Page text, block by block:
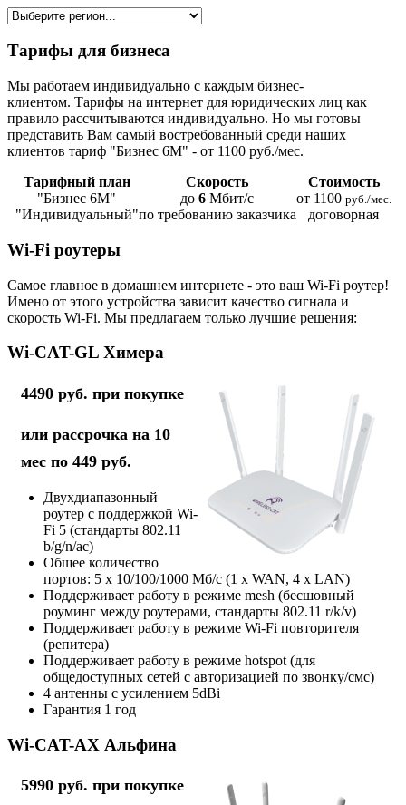
Тарифы для бизнеса
Мы работаем индивидуально с каждым бизнес-
клиентом. Тарифы на интернет для юридических лиц как
правило рассчитываются индивидуально. Но мы готовы
представить Вам самый востребованный среди наших
клиентов тариф "Бизнес 6М" - от 1100 руб./мес.
Тарифный план
Скорость
Стоимость
"Бизнес 6М"
до 6 Мбит/с от 1100 руб./мес.
"Индивидуальный"по требованию заказчика договорная
Wi-Fi роутеры
Самое главное в домашнем интернете - это ваш Wi-Fi роутер!
Имено от этого устройства зависит качество сигнала и
скорость Wi-Fi. Мы предлагаем только лучшие решения:
Wi-CAT-GL Химера
4490 руб. при покупке
или рассрочка на 10
мес по 449 руб.
Двухдиапазонный
роутер с поддержкой Wi-
Fi 5 (стандарты 802.11
b/g/n/ac)
Общее количество
портов: 5 х 10/100/1000 Мб/с (1 x WAN, 4 x LAN)
Поддерживает работу в режиме mesh (бесшовный
роуминг между роутерами, стандарты 802.11 r/k/v)
Поддерживает работу в режиме Wi-Fi повторителя
(репитера)
Поддерживает работу в режиме hotspot (для
общедоступных сетей с авторизацией по звонку/смс)
4 антенны с усилением 5dBi
Гарантия 1 год
Wi-CAT-AX Альфина
5990 руб. при покупке